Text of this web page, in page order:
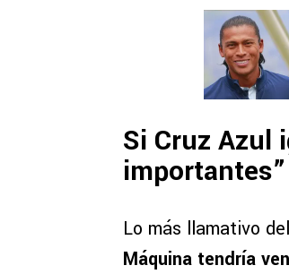
Si Cruz Azul
importantes”
Lo más llamativo
Máquina tendría